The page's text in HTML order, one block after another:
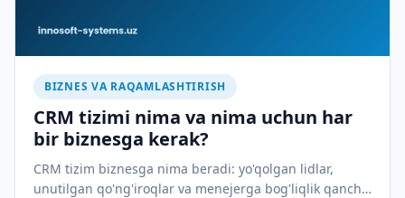
BIZNES VA RAQAMLASHTIRISH
CRM tizimi nima va nima uchun har
bir biznesga kerak?
CRM tizim biznesga nima beradi: yo'qolgan lidlar,
unutilgan qo'ng'iroqlar va menejerga bog'liqlik qancha